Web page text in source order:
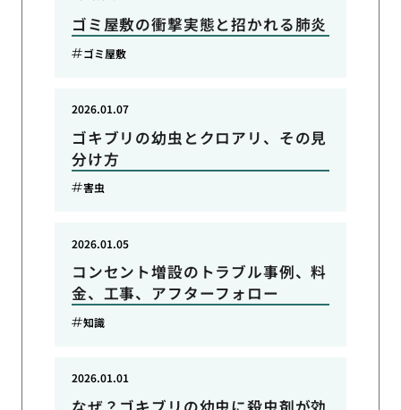
ゴミ屋敷の衝撃実態と招かれる肺炎
ゴミ屋敷
ゴキブリの幼虫とクロアリ、その見
分け方
2026.01.07
害虫
コンセント増設のトラブル事例、料
金、工事、アフターフォロー
2026.01.05
知識
2026.01.01